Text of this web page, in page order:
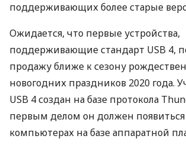
поддерживающих более старые
Ожидается, что первые устройства,
поддерживающие стандарт USB 4,
продажу ближе к сезону
новогодних праздников 2020 года.
USB 4 создан на базе протокола
первым делом он должен
компьютерах на базе аппаратной